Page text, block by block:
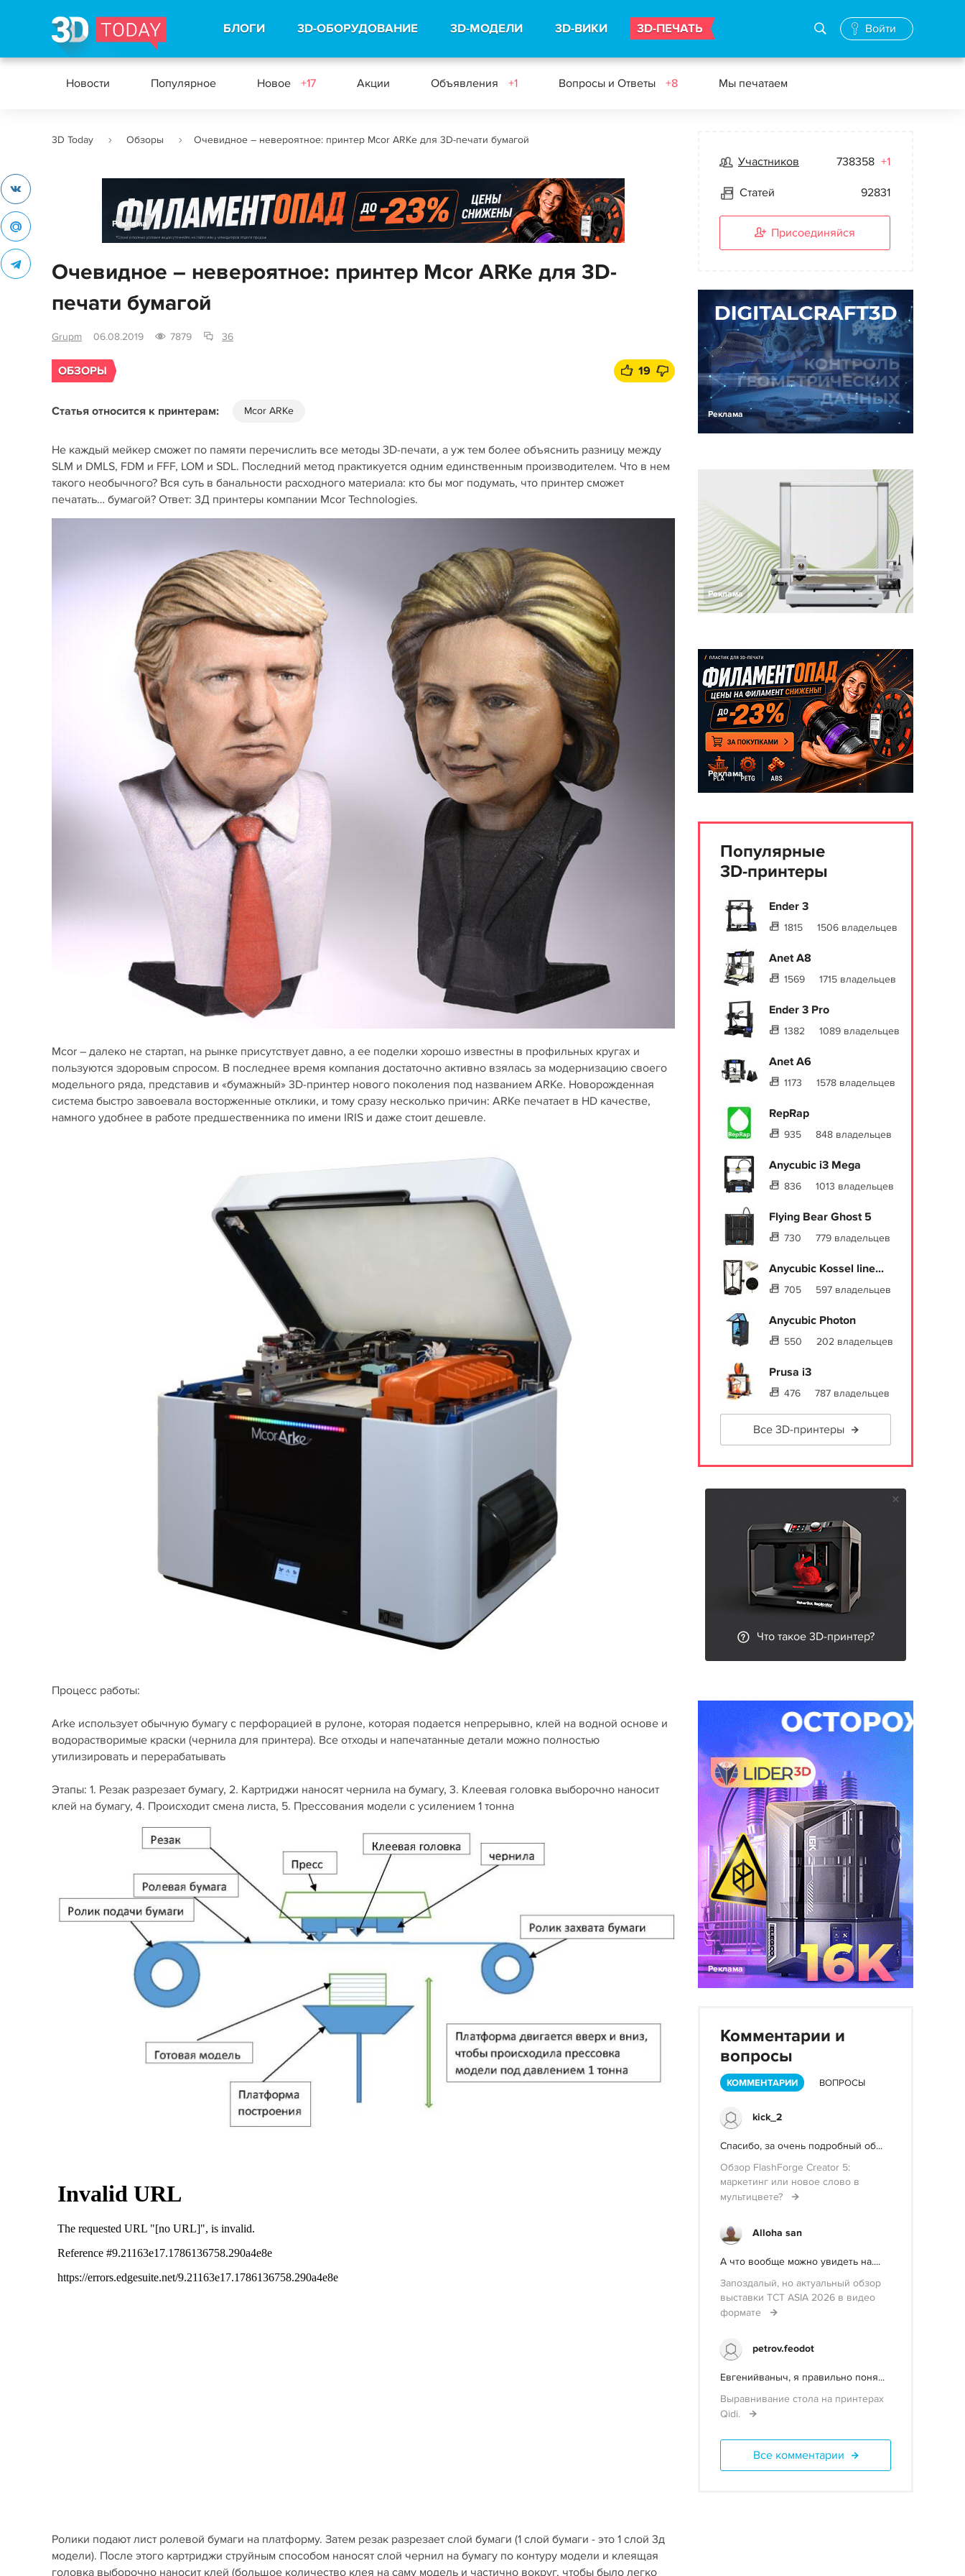
БЛОГИ 3D-ОБОРУДОВАНИЕ 3D-МОДЕЛИ 3D-ВИКИ 3D-ПЕЧАТЬ Войти
Новости Популярное Новое +17 Акции Объявления +1 Вопросы и Ответы +8 Мы печатаем
3D Today Обзоры Очевидное – невероятное: принтер Mcor ARKe для 3D-печати бумагой
Реклама
Очевидное – невероятное: принтер Mcor ARKe для 3D-
печати бумагой
Grupm 06.08.2019 7879 36
ОБЗОРЫ 19
Статья относится к принтерам: Mcor ARKe
Не каждый мейкер сможет по памяти перечислить все методы 3D-печати, а уж тем более объяснить разницу между
SLM и DMLS, FDM и FFF, LOM и SDL. Последний метод практикуется одним единственным производителем. Что в нем
такого необычного? Вся суть в банальности расходного материала: кто бы мог подумать, что принтер сможет
печатать… бумагой? Ответ: 3Д принтеры компании Mcor Technologies.
Mcor – далеко не стартап, на рынке присутствует давно, а ее поделки хорошо известны в профильных кругах и
пользуются здоровым спросом. В последнее время компания достаточно активно взялась за модернизацию своего
модельного ряда, представив и «бумажный» 3D-принтер нового поколения под названием ARKe. Новорожденная
система быстро завоевала восторженные отклики, и тому сразу несколько причин: ARKe печатает в HD качестве,
намного удобнее в работе предшественника по имени IRIS и даже стоит дешевле.
Процесс работы:
Arke использует обычную бумагу с перфорацией в рулоне, которая подается непрерывно, клей на водной основе и
водорастворимые краски (чернила для принтера). Все отходы и напечатанные детали можно полностью
утилизировать и перерабатывать
Этапы: 1. Резак разрезает бумагу, 2. Картриджи наносят чернила на бумагу, 3. Клеевая головка выборочно наносит
клей на бумагу, 4. Происходит смена листа, 5. Прессования модели с усилением 1 тонна
Ролики подают лист ролевой бумаги на платформу. Затем резак разрезает слой бумаги (1 слой бумаги - это 1 слой 3д
модели). После этого картриджи струйным способом наносят слой чернил на бумагу по контуру модели и клеящая
головка выборочно наносит клей (большое количество клея на саму модель и частично вокруг, чтобы было легко
Участников 738358 +1
Статей 92831
Присоединяйся
Реклама
Реклама
Реклама
Популярные
3D-принтеры
Ender 3
1815 1506 владельцев
Anet A8
1569 1715 владельцев
Ender 3 Pro
1382 1089 владельцев
Anet A6
1173 1578 владельцев
RepRap
935 848 владельцев
Anycubic i3 Mega
836 1013 владельцев
Flying Bear Ghost 5
730 779 владельцев
Anycubic Kossel line...
705 597 владельцев
Anycubic Photon
550 202 владельцев
Prusa i3
476 787 владельцев
Все 3D-принтеры
Что такое 3D-принтер?
Реклама
Комментарии и
вопросы
КОММЕНТАРИИ ВОПРОСЫ
kick_2
Спасибо, за очень подробный об...
Обзор FlashForge Creator 5:
маркетинг или новое слово в
мультицвете?
Alloha san
А что вообще можно увидеть на....
Запоздалый, но актуальный обзор
выставки TCT ASIA 2026 в видео
формате
petrov.feodot
Евгенийваныч, я правильно поня...
Выравнивание стола на принтерах
Qidi.
Все комментарии